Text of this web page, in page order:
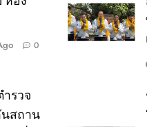
0
รวจ
นสถาน